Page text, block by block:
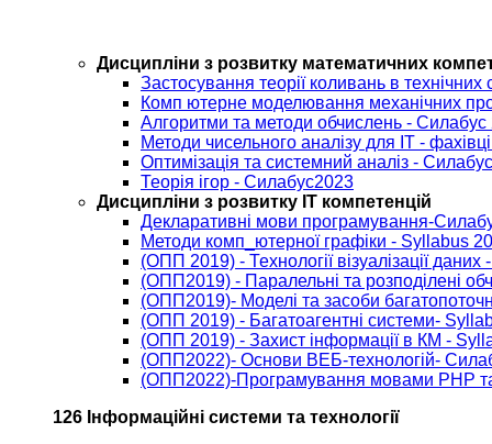
Дисципліни з розвитку математичних
Застосування теорії коливань в
Комп ютерне моделювання механічних
Алгоритми та методи обчислень - Силабус
Методи чисельного аналізу для ІТ -
Оптимізація та системний аналіз -
Теорія ігор - Силабус2023
Дисципліни з розвитку ІТ компетенцій
Декларативні мови програмування-
Методи комп_ютерної графіки - Syllabus
(ОПП 2019) - Технології візуалізації
(ОПП2019) - Паралельні та розподілені
(ОПП2019)- Моделі та засоби
(ОПП 2019) - Багатоагентні системи-
(ОПП 2019) - Захист інформації в КМ -
(ОПП2022)- Основи ВЕБ-технологій-
(ОПП2022)-Програмування мовами РНР
126 Інформаційні системи та технології